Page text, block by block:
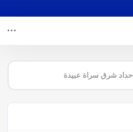
حداد شرق سراة عبيدة